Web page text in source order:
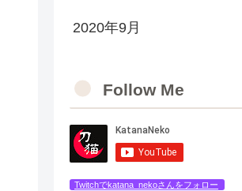
2020年9月
Follow Me
Twitchでkatana_nekoさんをフォロー